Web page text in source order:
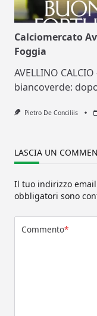
Calciomercato
Foggia
AVELLINO
biancoverde:
Pietro De Conciliis
LASCIA UN
Il tuo indirizzo
obbligatori sono
Commento*